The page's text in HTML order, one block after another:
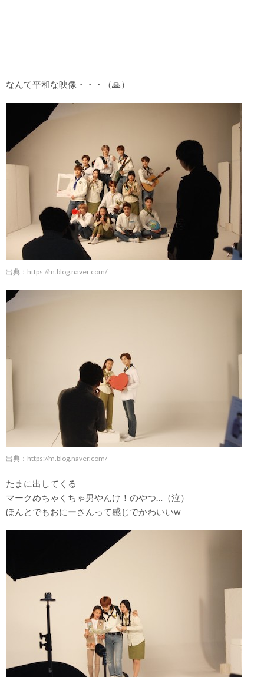
なんて平和な映像・・・（🙏）
出典： https://m.blog.naver.com/
出典： https://m.blog.naver.com/
たまに出してくる
マークめちゃくちゃ男やんけ！のやつ…（泣）
ほんとでもおにーさんって感じでかわいいw